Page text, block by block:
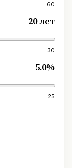
60
20 лет
30
5.0%
25